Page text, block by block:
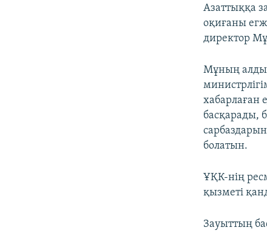
Азаттыққа
оқиғаны
директор
Мұның
хабарлаған
басқарады,
болатын.
ҰҚК-нің
қызметі
Зауыттың